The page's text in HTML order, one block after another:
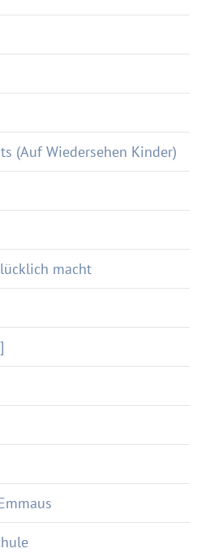
(Auf Wiedersehen Kinder)
macht